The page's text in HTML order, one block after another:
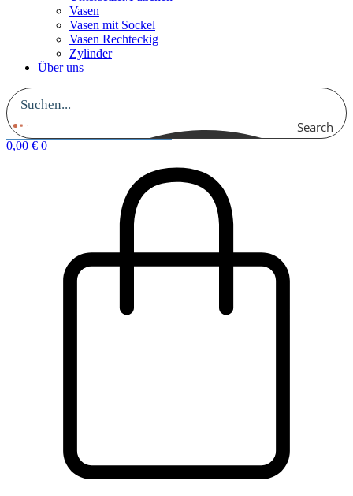
Vasen
Vasen mit Sockel
Vasen Rechteckig
Zylinder
Über uns
Search
0,00 € 0